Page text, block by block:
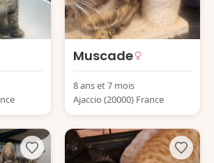
Muscade
8 ans et 7 mois
Ajaccio (20000) France